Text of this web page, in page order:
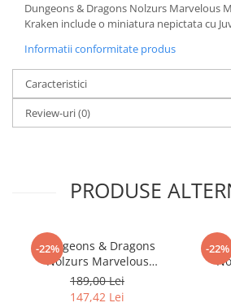
Carnetele
One Piece
Lord of The Rings
Harry Potter
Fallout
Stranger Things
Collectibles
Dungeons & Dragons Nolzurs Marvelous
Kraken include o miniatura nepictata cu
Informatii conformitate produs
Caracteristici
Review-uri(0)
PRODUSE
-22%
Dungeons & Dragons
Nolzurs Marvelous
Miniatures: Adult White
Dragon
189,00 Lei
147,42 Lei
-22%